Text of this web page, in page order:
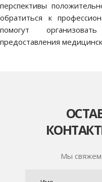
перспективы
обратиться к
помогут
предоставления
Мы